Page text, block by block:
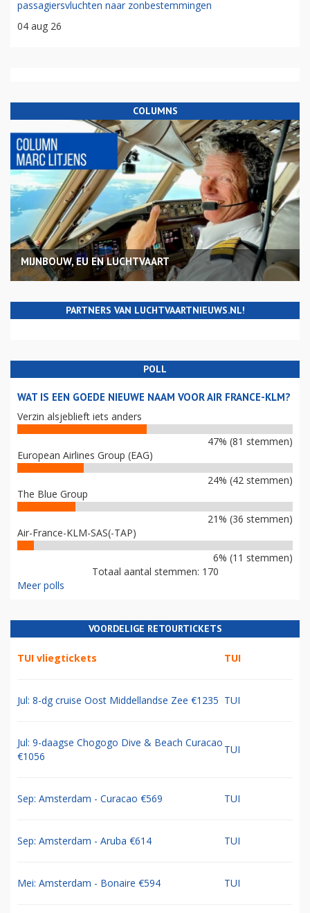
passagiersvluchten naar zonbestemmingen
04 aug 26
COLUMNS
MIJNBOUW, EU EN LUCHTVAART
PARTNERS VAN LUCHTVAARTNIEUWS.NL!
POLL
WAT IS EEN GOEDE NIEUWE NAAM VOOR AIR FRANCE-KLM?
Verzin alsjeblieft iets anders
47% (81 stemmen)
European Airlines Group (EAG)
24% (42 stemmen)
The Blue Group
21% (36 stemmen)
Air-France-KLM-SAS(-TAP)
6% (11 stemmen)
Totaal aantal stemmen: 170
Meer polls
VOORDELIGE RETOURTICKETS
TUI vliegtickets TUI
Jul: 8-dg cruise Oost Middellandse Zee €1235 TUI
Jul: 9-daagse Chogogo Dive & Beach Curacao
€1056
TUI
Sep: Amsterdam - Curacao €569 TUI
Sep: Amsterdam - Aruba €614 TUI
Mei: Amsterdam - Bonaire €594 TUI